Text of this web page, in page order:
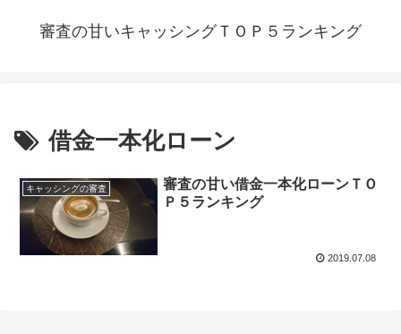
審査の甘いキャッシングＴＯＰ５ランキング
借金一本化ローン
キャッシングの審査
審査の甘い借金一本化ローンＴＯ
Ｐ５ランキング
2019.07.08